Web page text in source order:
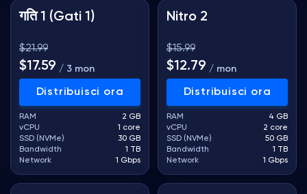
गति 1 (Gati 1)
$21.99
$17.59 / 3 mon
Distribuisci ora
RAM
2 GB
vCPU
1 core
SSD (NVMe)
30 GB
Bandwidth
1 TB
Network
1 Gbps
Nitro 2
$15.99
$12.79 / mon
Distribuisci ora
RAM
4 GB
vCPU
2 core
SSD (NVMe)
50 GB
Bandwidth
1 TB
Network
1 Gbps